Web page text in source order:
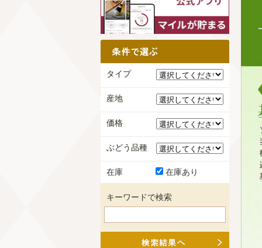
タイプ
産地
価格
ぶどう品種
在庫 在庫あり
キーワードで検索